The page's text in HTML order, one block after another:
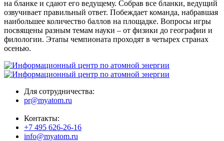
на бланке и сдают его ведущему. Собрав все бланки, ведущий
озвучивает правильный ответ. Побеждает команда, набравшая
наибольшее количество баллов на площадке. Вопросы игры
посвящены разным темам науки – от физики до географии и
филологии. Этапы чемпионата проходят в четырех странах
осенью.
Для сотрудничества:
pr@myatom.ru
Контакты:
+7 495 626-26-16
info@myatom.ru